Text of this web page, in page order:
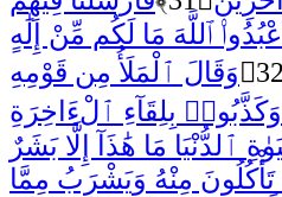
ٱللَّهَ مَا لَكُم مِّنْ إِلَٰهٍ
وَقَالَ ٱلْمَلَأُ مِن قَوْمِهِ
بِلِقَآءِ ٱلْءَاخِرَةِ
ٱلدُّنْيَا مَا هَٰذَآ إِلَّا بَشَرٌ
تَأْكُلُونَ مِنْهُ وَيَشْرَبُ مِمَّا